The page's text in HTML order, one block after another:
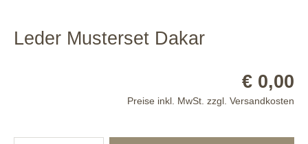
Leder Musterset Dakar
€ 0,00
Preise inkl. MwSt. zzgl. Versandkosten